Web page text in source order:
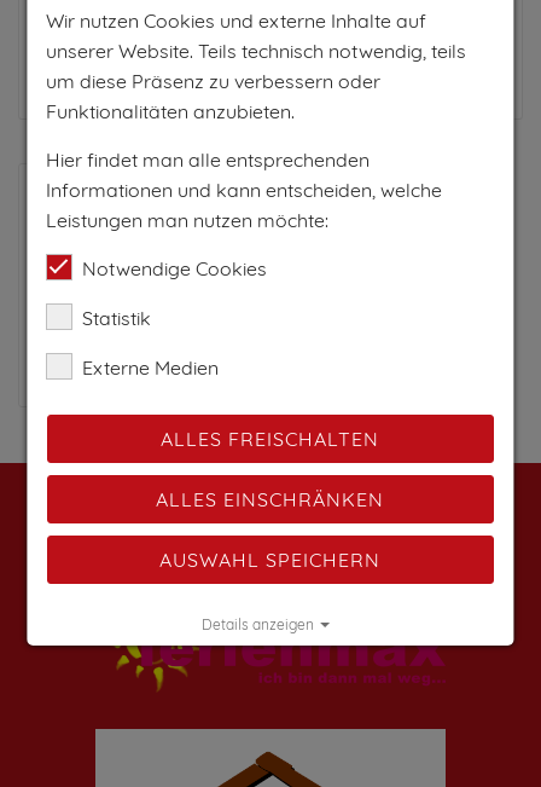
pro Person
Zum Anbieter
Weingut & Gästehaus
Liebmann
Weitere Angebote findest du auf:
Wir nutzen Cookies und externe Inhalte auf
unserer Website. Teils technisch notwendig, teils
um diese Präsenz zu verbessern oder
Funktionalitäten anzubieten.
Hier findet man alle entsprechenden
Informationen und kann entscheiden, welche
Leistungen man nutzen möchte:
Notwendige Cookies
Statistik
Externe Medien
ALLES FREISCHALTEN
ALLES EINSCHRÄNKEN
AUSWAHL SPEICHERN
Details anzeigen
Impressum|Datenschutz